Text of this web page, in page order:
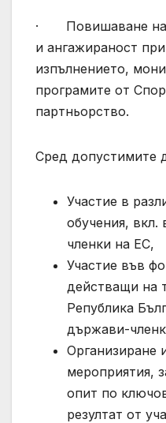
· Повишаване на
и ангажираност
изпълнението,
програмите от
партньорство.
Сред допустимите
Участие в
обучения,
членки на ЕС,
Участие във
действащи на
Република
държави-
Организиране
мероприятия,
опит по
резултат от